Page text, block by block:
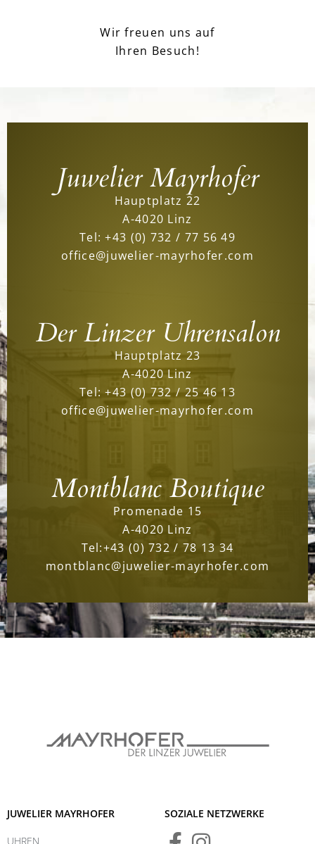
Wir freuen uns auf
Ihren Besuch!
Juwelier Mayrhofer
Hauptplatz 22
A-4020 Linz
Tel:+43 (0) 732 / 77 56 49
office@juwelier-mayrhofer.com
Der Linzer Uhrensalon
Hauptplatz 23
A-4020 Linz
Tel:+43 (0) 732 / 25 46 13
office@juwelier-mayrhofer.com
Montblanc Boutique
Promenade 15
A-4020 Linz
Tel:+43 (0) 732 / 78 13 34
montblanc@juwelier-mayrhofer.com
JUWELIER MAYRHOFER
UHREN
SOZIALE NETZWERKE